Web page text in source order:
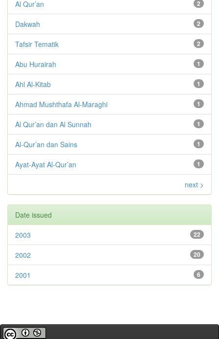
2
Al Qur’an
2
Dakwah
2
Tafsir Tematik
1
Abu Hurairah
1
Ahl Al-Kitab
1
Ahmad Mushthafa Al-Maraghi
1
Al Qur’an dan Al Sunnah
1
Al-Qur’an dan Sains
1
Ayat-Ayat Al-Qur’an
next >
Date issued
22
2003
20
2002
6
2001